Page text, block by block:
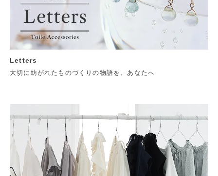
Letters
大切に紡がれたものづくりの物語を、あなたへ